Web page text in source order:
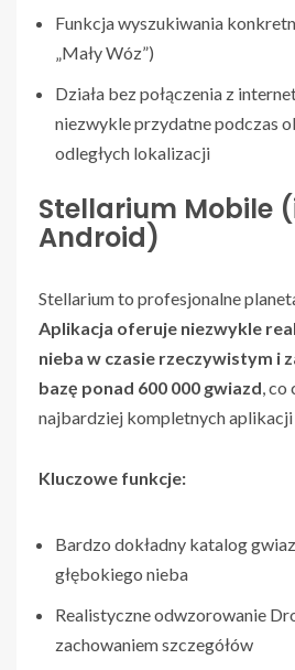
Funkcja wyszukiwania
„Mały Wóz”)
Działa bez połączenia z
niezwykle przydatne podczas
odległych lokalizacji
Stellarium Mobile
Android)
Stellarium to profesjonalne
Aplikacja oferuje niezwykle
nieba w czasie rzeczywistym i
bazę ponad 600 000 gwiazd ,
najbardziej kompletnych aplikacji
Kluczowe funkcje:
Bardzo dokładny katalog
głębokiego nieba
Realistyczne odwzorowanie
zachowaniem szczegółów